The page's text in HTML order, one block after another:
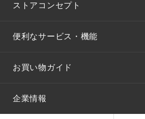
ストアコンセプト
便利なサービス・機能
お買い物ガイド
企業情報